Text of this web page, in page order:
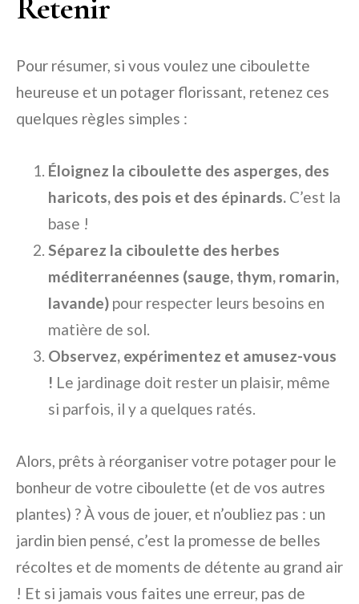
Retenir
Pour résumer, si vous voulez une ciboulette
heureuse et un potager florissant, retenez ces
quelques règles simples :
Éloignez la ciboulette des asperges, des
haricots, des pois et des épinards. C’est la
base !
Séparez la ciboulette des herbes
méditerranéennes (sauge, thym, romarin,
lavande) pour respecter leurs besoins en
matière de sol.
Observez, expérimentez et amusez-vous
! Le jardinage doit rester un plaisir, même
si parfois, il y a quelques ratés.
Alors, prêts à réorganiser votre potager pour le
bonheur de votre ciboulette (et de vos autres
plantes) ? À vous de jouer, et n’oubliez pas : un
jardin bien pensé, c’est la promesse de belles
récoltes et de moments de détente au grand air
! Et si jamais vous faites une erreur, pas de